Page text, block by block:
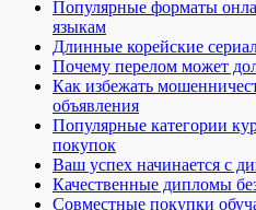
Популярные форматы
языкам
Длинные корейские
Почему перелом может
Как избежать
объявления
Популярные категории
покупок
Ваш успех начинается с
Качественные дипломы
Совместные покупки